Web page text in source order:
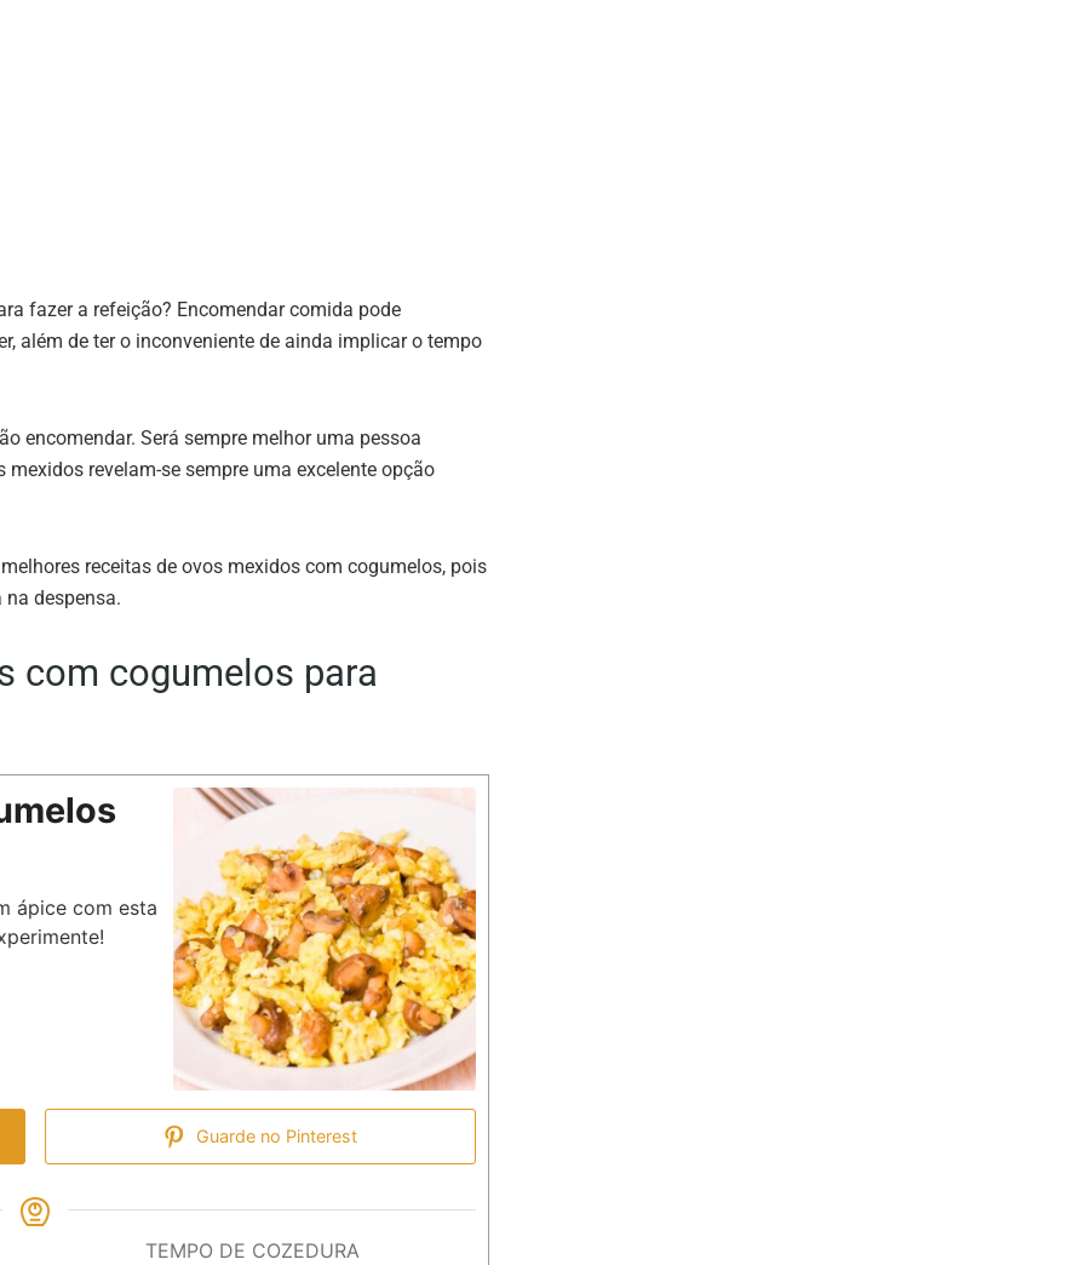
fazer a refeição? Encomendar comida pode
além de ter o inconveniente de ainda implicar o tempo
encomendar. Será sempre melhor uma pessoa
revelam-se sempre uma excelente opção
receitas de ovos mexidos com cogumelos, pois
despensa.
com cogumelos para
ápice com esta
Guarde no Pinterest
TEMPO DE COZEDURA